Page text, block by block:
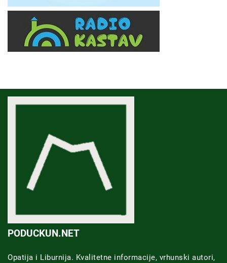
PODUCKUN.NET
Opatija i Liburnija. Kvalitetne informacije, vrhunski autori,